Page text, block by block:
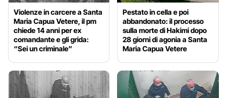
Violenze in carcere a Santa
Maria Capua Vetere, il pm
chiede 14 anni per ex
comandante e gli grida:
“Sei un criminale”
Pestato in cella e poi
abbandonato: il processo
sulla morte di Hakimi dopo
28 giorni di agonia a Santa
Maria Capua Vetere